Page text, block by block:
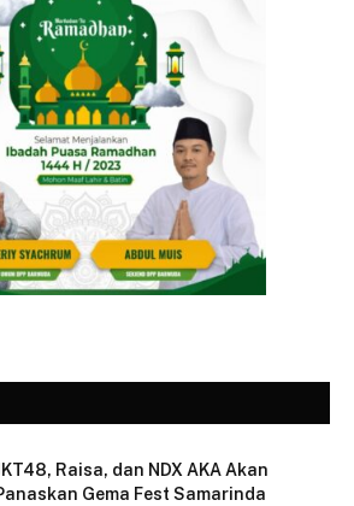
Raisa, dan NDX AKA Akan
Gema Fest Samarinda